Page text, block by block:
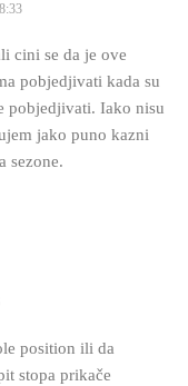
cini se da je ove
pobjedjivati kada su
pobjedjivati. Iako nisu
jako puno kazni
sezone.
position ili da
stopa prikače